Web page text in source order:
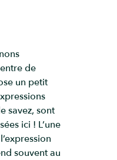
de
un petit
savez, sont
ici ! L’une
souvent au